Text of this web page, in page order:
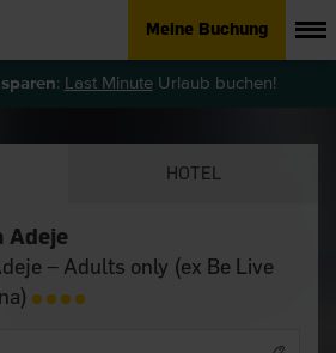
Meine Buchung
: Last MinuteUrlaub buchen!
HOTEL
Adeje
– Adults only (ex Be Live